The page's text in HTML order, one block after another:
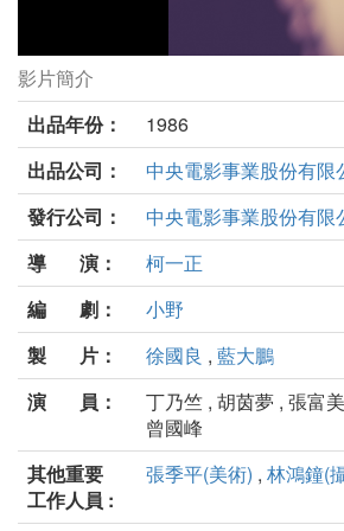
我們都是這樣長大的劇照
影片簡介
出品年份：
1986
出品公司：
中央電影事業股份有限
發行公司：
中央電影事業股份有限
導 演：
柯一正
編 劇：
小野
製 片：
徐國良 , 藍大鵬
演 員：
丁乃竺 , 胡茵夢 , 張富
曾國峰
其他重要
工作人員 :
張季平(美術) , 林鴻鐘(